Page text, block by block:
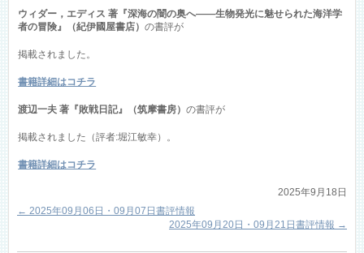
ウィダー，エディス 著『深海の闇の奥へ――生物発光に魅せられた海洋学
者の冒険』（紀伊國屋書店）の書評が
掲載されました。
書籍詳細はコチラ
渡辺一夫 著『敗戦日記』（筑摩書房）の書評が
掲載されました（評者:堀江敏幸）。
書籍詳細はコチラ
2025年9月18日
← 2025年09月06日・09月07日書評情報
2025年09月20日・09月21日書評情報 →